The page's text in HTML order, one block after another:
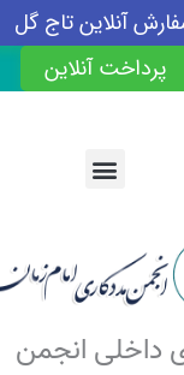
آنلاین تاج گل
پرداخت آنلاین
داخلی انجمن